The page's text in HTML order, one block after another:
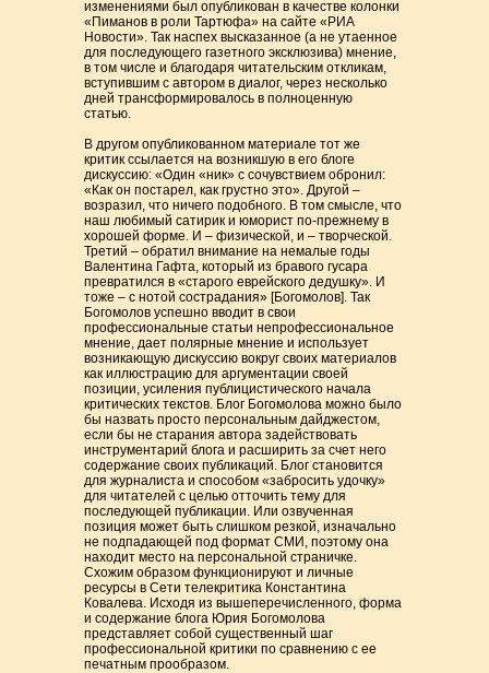
изменениями был опубликован в качестве колонки
«Пиманов в роли Тартюфа» на сайте «РИА
Новости». Так наспех высказанное (а не утаенное
для последующего газетного эксклюзива) мнение,
в том числе и благодаря читательским откликам,
вступившим с автором в диалог, через несколько
дней трансформировалось в полноценную
статью.
В другом опубликованном материале тот же
критик ссылается на возникшую в его блоге
дискуссию: «Один «ник» с сочувствием обронил:
«Как он постарел, как грустно это». Другой –
возразил, что ничего подобного. В том смысле, что
наш любимый сатирик и юморист по-прежнему в
хорошей форме. И – физической, и – творческой.
Третий – обратил внимание на немалые годы
Валентина Гафта, который из бравого гусара
превратился в «старого еврейского дедушку». И
тоже – с нотой сострадания» [Богомолов]. Так
Богомолов успешно вводит в свои
профессиональные статьи непрофессиональное
мнение, дает полярные мнение и использует
возникающую дискуссию вокруг своих материалов
как иллюстрацию для аргументации своей
позиции, усиления публицистического начала
критических текстов. Блог Богомолова можно было
бы назвать просто персональным дайджестом,
если бы не старания автора задействовать
инструментарий блога и расширить за счет него
содержание своих публикаций. Блог становится
для журналиста и способом «забросить удочку»
для читателей с целью отточить тему для
последующей публикации. Или озвученная
позиция может быть слишком резкой, изначально
не подпадающей под формат СМИ, поэтому она
находит место на персональной страничке.
Схожим образом функционируют и личные
ресурсы в Сети телекритика Константина
Ковалева. Исходя из вышеперечисленного, форма
и содержание блога Юрия Богомолова
представляет собой существенный шаг
профессиональной критики по сравнению с ее
печатным прообразом.